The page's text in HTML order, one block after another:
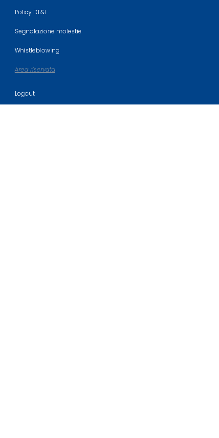
Policy DE&I
Segnalazione molestie
Whistleblowing
Area riservata
Logout